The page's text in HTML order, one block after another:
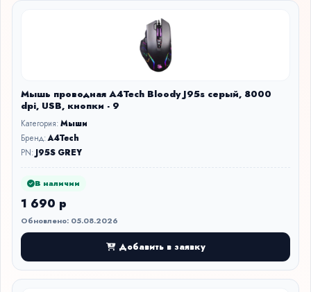
Мышь проводная A4Tech Bloody J95s серый, 8000
dpi, USB, кнопки - 9
Категория:Мыши
Бренд:A4Tech
PN: J95S GREY
В наличии
1 690 р
Обновлено: 05.08.2026
Добавить в заявку